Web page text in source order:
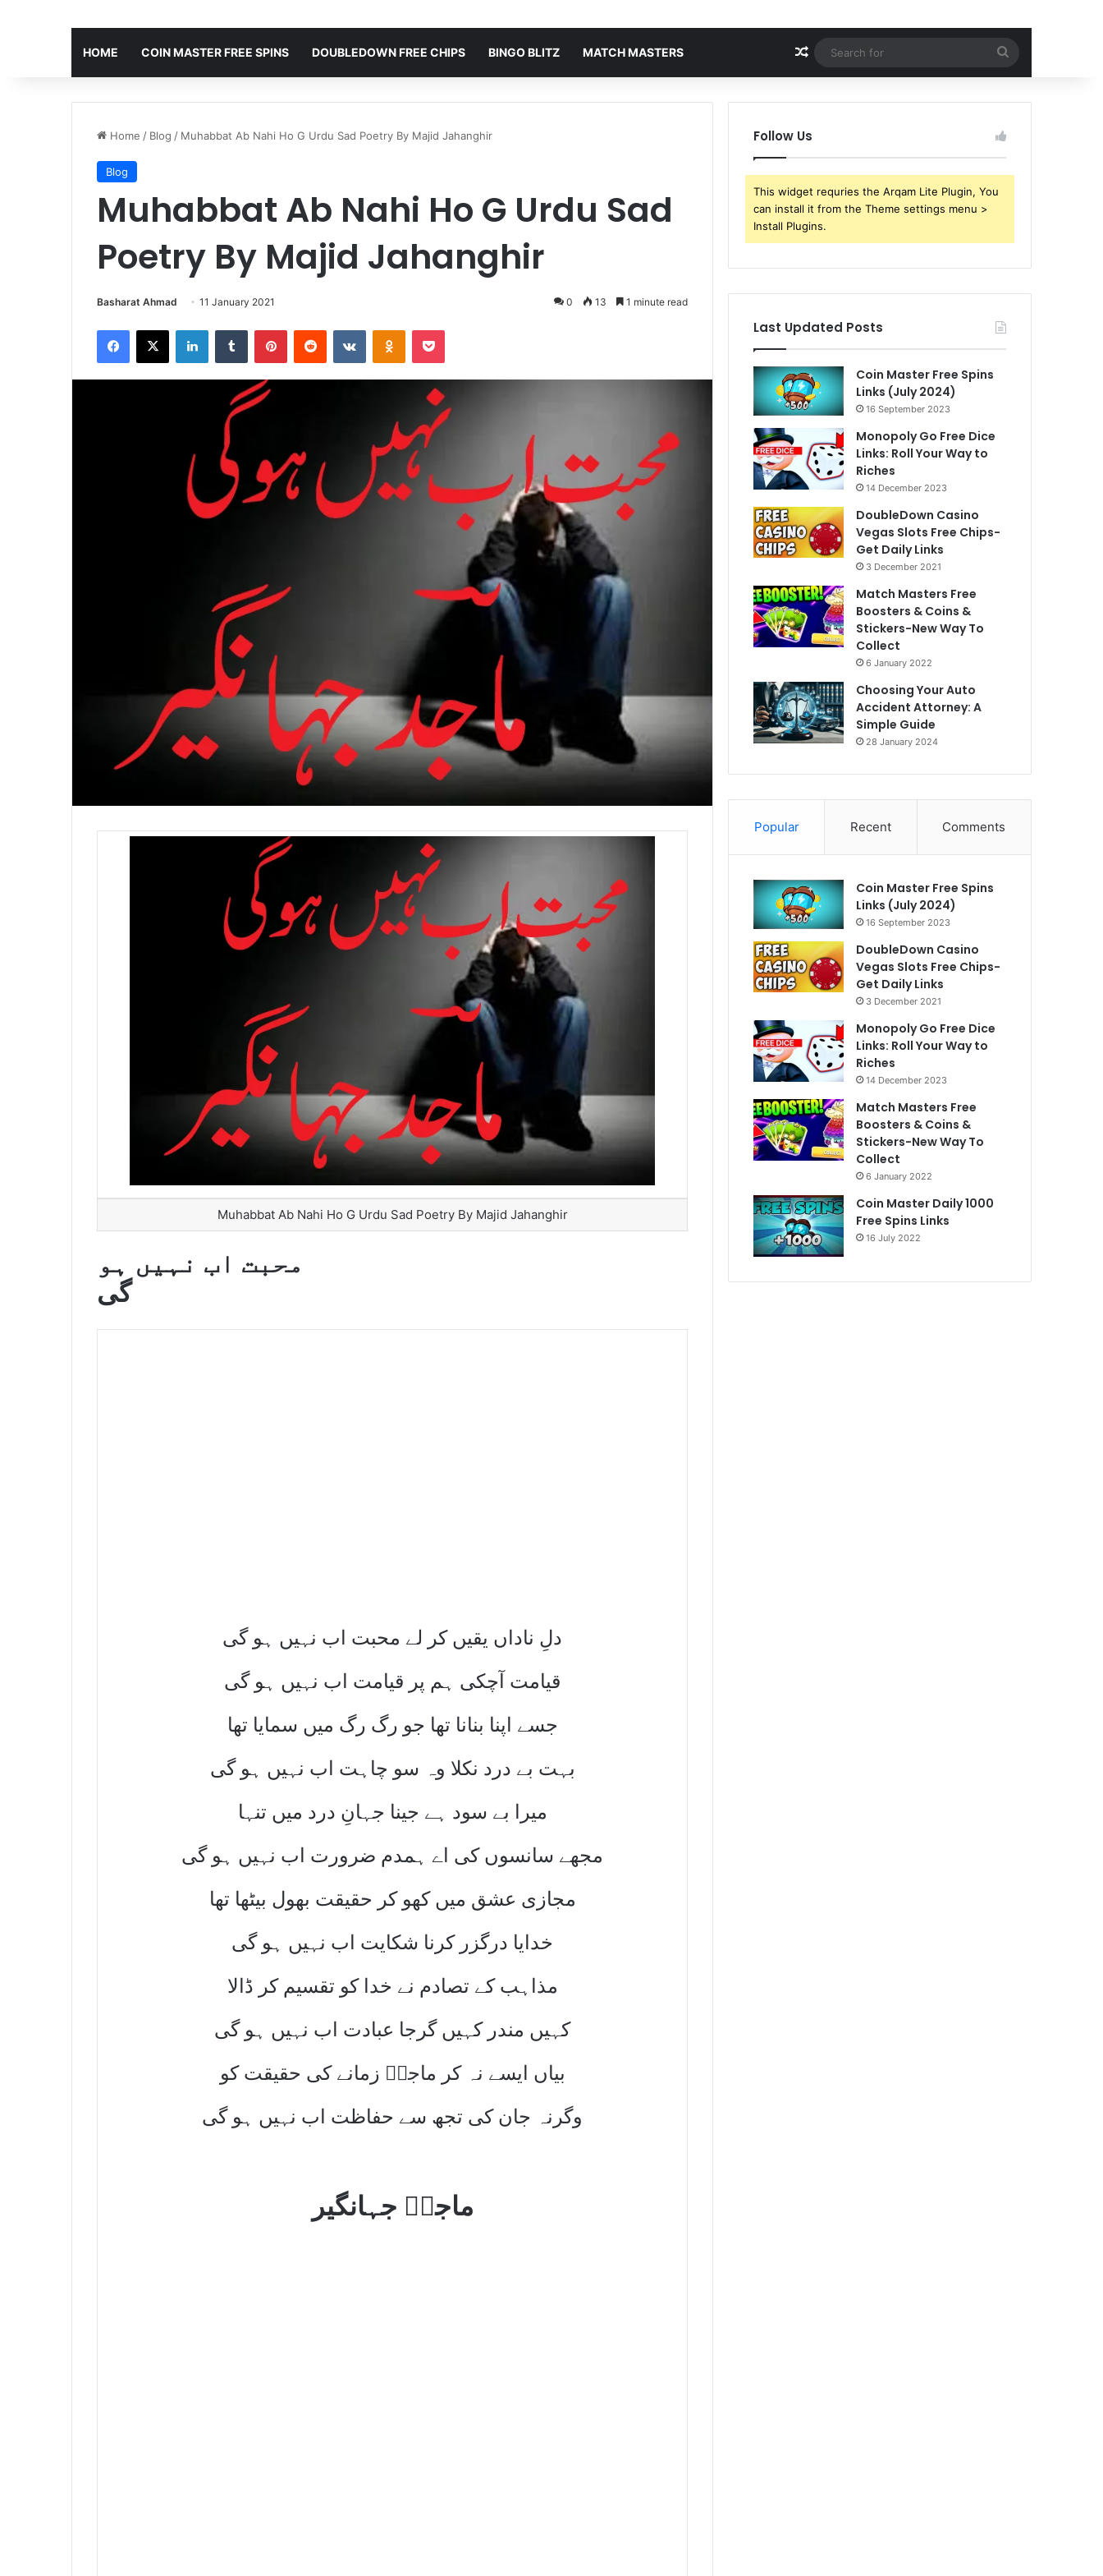
HOME COIN MASTER FREE SPINS DOUBLEDOWN FREE CHIPS BINGO BLITZ MATCH MASTERS Random Article
for
Home / Blog / Muhabbat Ab Nahi Ho G Urdu Sad Poetry By Majid Jahanghir
Blog
Muhabbat Ab Nahi Ho G Urdu Sad
Poetry By Majid Jahanghir
Basharat Ahmad 11 January 2021 0 13 1 minute read
Facebook
X LinkedInTumblr PinterestReddit VKontakteOdnoklassniki
Pocket
Muhabbat Ab Nahi Ho G Urdu Sad Poetry By Majid Jahanghir
محبت اب نہیں ہو
گی
دلِ ناداں یقیں کر لے محبت اب نہیں ہو گی
قیامت آچکی ہم پر قیامت اب نہیں ہو گی
جسے اپنا بنانا تھا جو رگ رگ میں سمایا تھا
بہت بے درد نکلا وہ سو چاہت اب نہیں ہو گی
میرا بے سود ہے جینا جہانِ درد میں تنہا
مجھے سانسوں کی اے ہمدم ضرورت اب نہیں ہو گی
مجازی عشق میں کھو کر حقیقت بھول بیٹھا تھا
خدایا درگزر کرنا شکایت اب نہیں ہو گی
مذاہب کے تصادم نے خدا کو تقسیم کر ڈالا
کہیں مندر کہیں گرجا عبادت اب نہیں ہو گی
بیاں ایسے نہ کر ماجدؔ زمانے کی حقیقت کو
وگرنہ جان کی تجھ سے حفاظت اب نہیں ہو گی
ماجدؔ جہانگیر
Follow Us
This widget requries the Arqam Lite Plugin, You
can install it from the Theme settings menu >
Install Plugins.
Last Updated Posts
Coin Master Free Spins
Links (July 2024)
16 September 2023
Monopoly Go Free Dice
Links: Roll Your Way to
Riches
14 December 2023
DoubleDown Casino
Vegas Slots Free Chips-
Get Daily Links
3 December 2021
Match Masters Free
Boosters & Coins &
Stickers-New Way To
Collect
6 January 2022
Choosing Your Auto
Accident Attorney: A
Simple Guide
28 January 2024
Popular Recent Comments
Coin Master Free Spins
Links (July 2024)
16 September 2023
DoubleDown Casino
Vegas Slots Free Chips-
Get Daily Links
3 December 2021
Monopoly Go Free Dice
Links: Roll Your Way to
Riches
14 December 2023
Match Masters Free
Boosters & Coins &
Stickers-New Way To
Collect
6 January 2022
Coin Master Daily 1000
Free Spins Links
16 July 2022